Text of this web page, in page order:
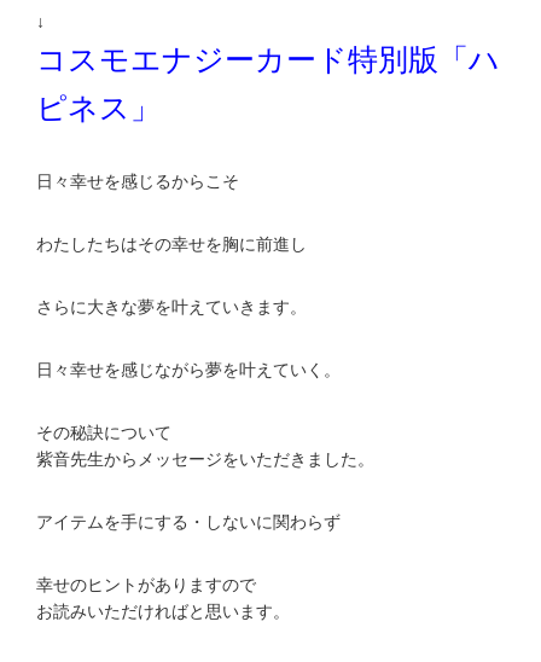
↓
コスモエナジーカード特別版「ハ
ピネス」
日々幸せを感じるからこそ
わたしたちはその幸せを胸に前進し
さらに大きな夢を叶えていきます。
日々幸せを感じながら夢を叶えていく。
その秘訣について
紫音先生からメッセージをいただきました。
アイテムを手にする・しないに関わらず
幸せのヒントがありますので
お読みいただければと思います。